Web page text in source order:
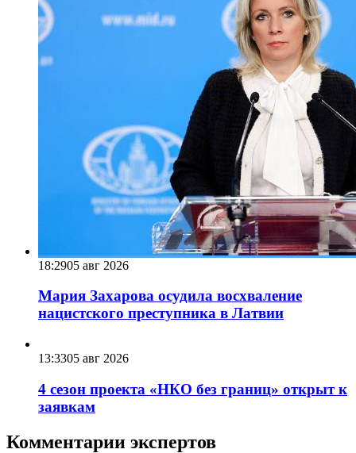
18:2905 авг 2026
Мария Захарова осудила восхваление
нацистского преступника в Латвии
13:3305 авг 2026
4 сезон проекта «НКО без границ» открыт к
заявкам
Комментарии экспертов